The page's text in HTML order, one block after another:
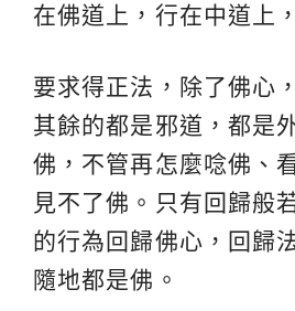
在佛道上，行在中道上
要求得正法，除了佛心
其餘的都是邪道，都是
佛，不管再怎麼唸佛、
見不了佛。只有回歸般
的行為回歸佛心，回歸
隨地都是佛。